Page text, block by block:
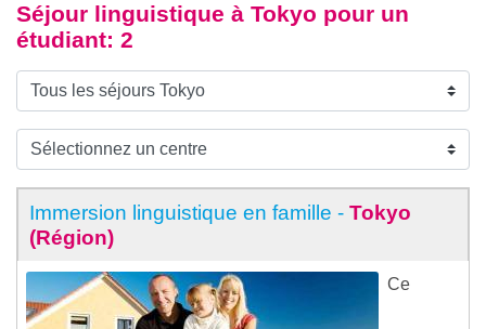
Séjour linguistique à Tokyo pour un
étudiant: 2
Immersion linguistique en famille - Tokyo
(Région)
Ce